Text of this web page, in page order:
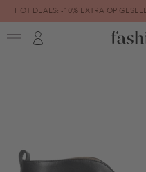
HOT DEALS: -10% EXTRA OP
FINAL SALE |